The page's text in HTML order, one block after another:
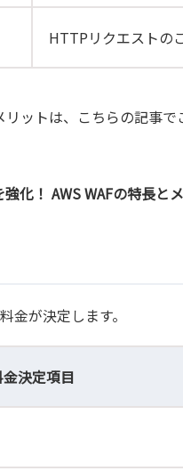
HTTPリクエストの
リットは、こちらの記事
化！ AWS WAFの特長と
金が決定します。
決定項目